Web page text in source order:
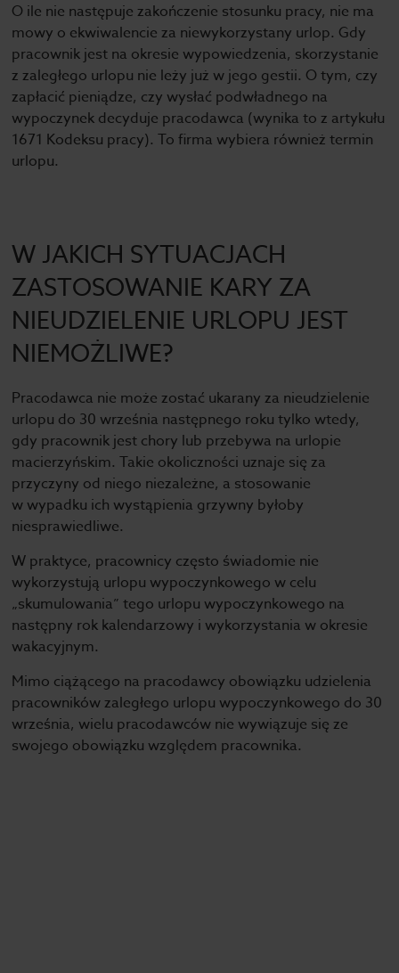
O ile nie następuje zakończenie stosunku pracy, nie ma
mowy o ekwiwalencie za niewykorzystany urlop. Gdy
pracownik jest na okresie wypowiedzenia, skorzystanie
z zaległego urlopu nie leży już w jego gestii. O tym, czy
zapłacić pieniądze, czy wysłać podwładnego na
wypoczynek decyduje pracodawca (wynika to z artykułu
1671 Kodeksu pracy). To firma wybiera również termin
urlopu.
W JAKICH SYTUACJACH
ZASTOSOWANIE KARY ZA
NIEUDZIELENIE URLOPU JEST
NIEMOŻLIWE?
Pracodawca nie może zostać ukarany za nieudzielenie
urlopu do 30 września następnego roku tylko wtedy,
gdy pracownik jest chory lub przebywa na urlopie
macierzyńskim. Takie okoliczności uznaje się za
przyczyny od niego niezależne, a stosowanie
w wypadku ich wystąpienia grzywny byłoby
niesprawiedliwe.
W praktyce, pracownicy często świadomie nie
wykorzystują urlopu wypoczynkowego w celu
„skumulowania” tego urlopu wypoczynkowego na
następny rok kalendarzowy i wykorzystania w okresie
wakacyjnym.
Mimo ciążącego na pracodawcy obowiązku udzielenia
pracowników zaległego urlopu wypoczynkowego do 30
września, wielu pracodawców nie wywiązuje się ze
swojego obowiązku względem pracownika.